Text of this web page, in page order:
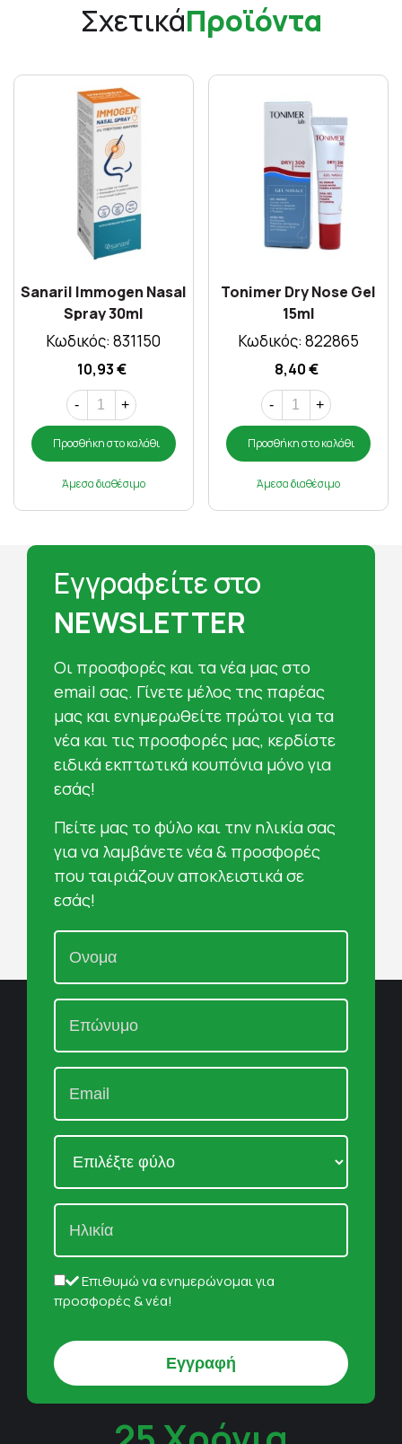
ΣχετικάΠροϊόντα
Sanaril Immogen Nasal
Spray 30ml
Κωδικός: 831150
10,93 €
- +
Προσθήκη στο καλάθι
Άμεσα διαθέσιμο
Tonimer Dry Nose Gel
15ml
Κωδικός: 822865
8,40 €
- +
Προσθήκη στο καλάθι
Άμεσα διαθέσιμο
Εγγραφείτε στο
NEWSLETTER
Oι προσφορές και τα νέα μας στο
email σας. Γίνετε μέλος της παρέας
μας και ενημερωθείτε πρώτοι για τα
νέα και τις προσφορές μας, κερδίστε
ειδικά εκπτωτικά κουπόνια μόνο για
εσάς!
Πείτε μας το φύλο και την ηλικία σας
για να λαμβάνετε νέα & προσφορές
που ταιριάζουν αποκλειστικά σε
εσάς!
Επιθυμώ να ενημερώνομαι για
προσφορές & νέα!